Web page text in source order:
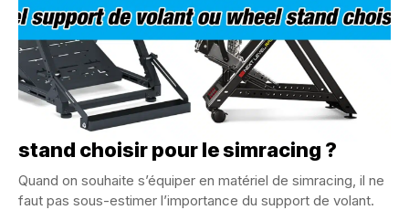
Quel support de volant ou wheel
stand choisir pour le simracing ?
Quand on souhaite s’équiper en matériel de simracing, il ne
faut pas sous-estimer l’importance du support de volant.